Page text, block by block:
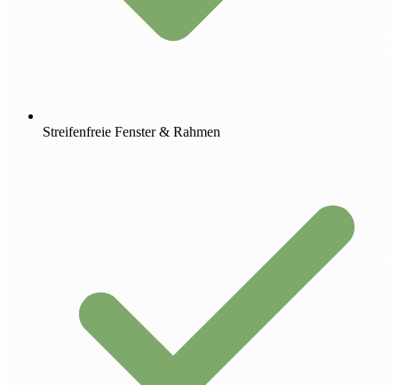
Streifenfreie Fenster & Rahmen